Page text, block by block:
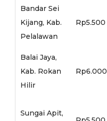
Bandar Sei
Kijang, Kab.
Pelalawan
Rp5.500
Balai Jaya,
Kab. Rokan
Hilir
Rp6.000
Sungai Apit,